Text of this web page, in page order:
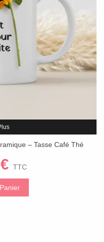
– Tasse Café Thé
TTC